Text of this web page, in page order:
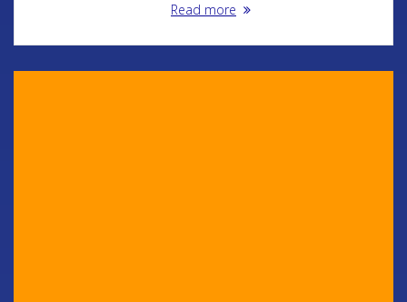
Read more